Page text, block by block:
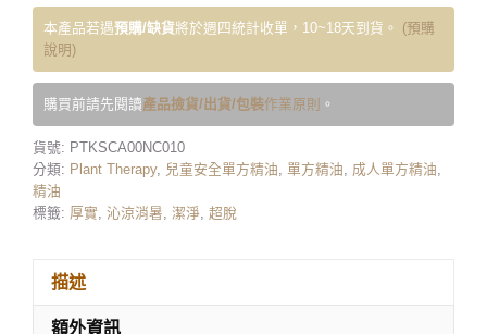
本產品若遇預購/缺貨將於週四統計收單，10~18天到貨。 (預購
說明)
購買前請先閱讀產品撿貨/出貨/包裝作業原則 。
貨號: PTKSCA00NC010
分類: Plant Therapy, 兒童安全單方精油, 單方精油, 成人單方精油,
精油
標籤: 厚實, 沁涼消暑, 潔淨, 超脫
描述
額外資訊